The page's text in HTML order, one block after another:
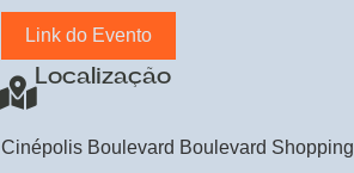
Link do Evento
Localização
Cinépolis Boulevard Boulevard Shopping